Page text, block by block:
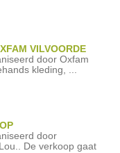
VILVOORDE
door Oxfam
kleding, ...
door
De verkoop gaat